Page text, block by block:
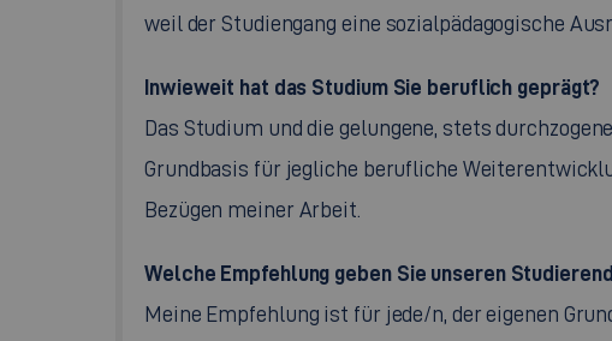
weil der Studiengang eine sozialpädagogische
Inwieweit hat das Studium Sie beruflich geprägt?
Das Studium und die gelungene, stets
Grundbasis für jegliche berufliche
Bezügen meiner Arbeit.
Welche Empfehlung geben Sie unseren
Meine Empfehlung ist für jede/n, der eigenen